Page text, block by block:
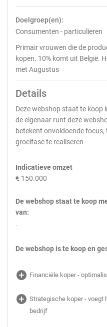
Doelgroep(en):
Consumenten - particulieren
Primair vrouwen die de
kopen. 10% komt uit België.
met Augustus
Details
Deze webshop staat te koop
de eigenaar runt deze
betekent onvoldoende
groeifase te realiseren
Indicatieve omzet
€ 150.000
De webshop staat te koop
van:
-
De webshop is te koop en
add_circle Financiële koper -
add_circle Strategische koper - voegt
bedrijf